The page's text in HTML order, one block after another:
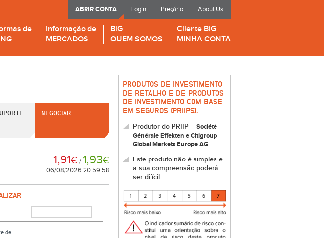
Login Preçário About Us
ABRIR CONTA
de
Informação de
MERCADOS
BiG
QUEM SOMOS
Cliente BiG
MINHA CONTA
NEGOCIAR
1,91€/1,93€
06/08/2026 20:59:58
de
PRODUTOS DE INVESTIMENTO
DE RETALHO E DE PRODUTOS
DE INVESTIMENTO COM BASE
EM SEGUROS (PRIIPS).
Produtor do PRIIP – Société
Générale Effekten e Citigroup
Global Markets Europe AG
Este produto não é simples e
a sua compreensão poderá
ser difícil.